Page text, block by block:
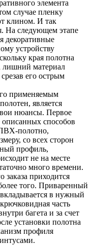
элемента
случае пленку
клином. И так
На следующем этапе
декоративные
устройству
края полотна
лишний материал
его острым
применяемым
является
нюансы. Первое
способов
полотно,
со всех сторон
профиль,
не на месте
много времени.
приходится
того. Приваренный
в нужный
крючковидная часть
багета и за счет
установки полотна
профиля